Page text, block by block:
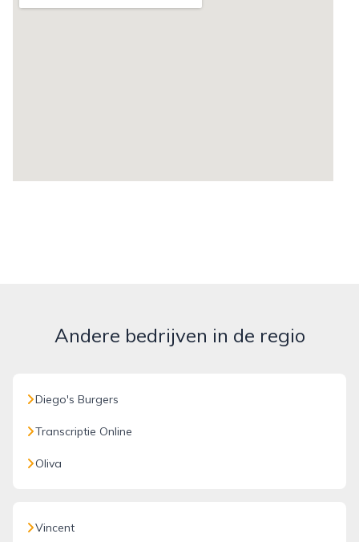
Andere bedrijven in de regio
Diego's Burgers
Transcriptie Online
Oliva
Vincent